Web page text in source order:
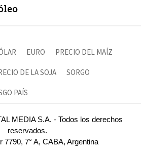
EURO PRECIO DEL MAÍZ
DE LA SOJA SORGO
PAÍS
MEDIA S.A. - Todos los derechos
reservados.
7790, 7° A, CABA, Argentina